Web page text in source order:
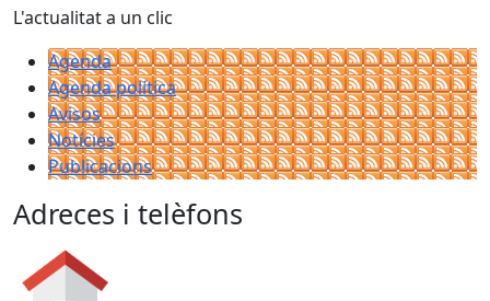
L'actualitat a un clic
Agenda
Agenda política
Avisos
Notícies
Publicacions
Adreces i telèfons